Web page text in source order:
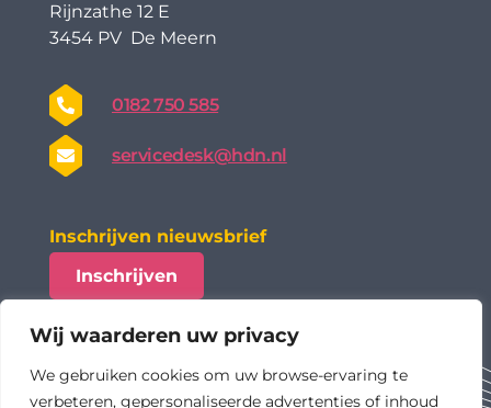
Wij waarderen uw privacy
We gebruiken cookies om uw browse-ervaring te
verbeteren, gepersonaliseerde advertenties of inhoud
Rijnzathe 12 E
3454 PV De Meern
0182 750 585
servicedesk@hdn.nl
Inschrijven nieuwsbrief
Inschrijven